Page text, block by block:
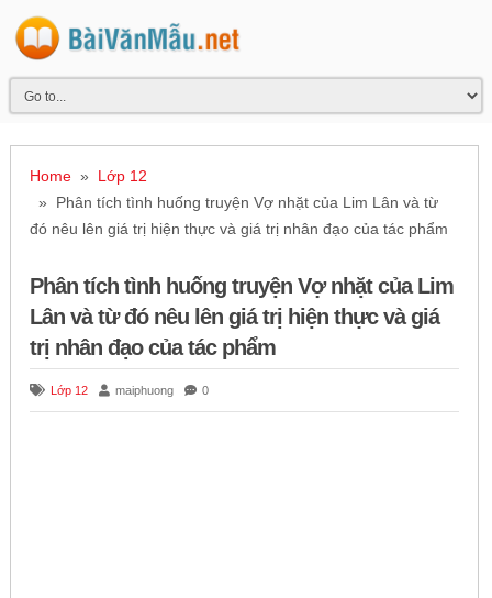
Home» Lớp 12
» Phân tích tình huống truyện Vợ nhặt của Lim Lân và từ
đó nêu lên giá trị hiện thực và giá trị nhân đạo của tác phẩm
Phân tích tình huống truyện Vợ nhặt của Lim
Lân và từ đó nêu lên giá trị hiện thực và giá
trị nhân đạo của tác phẩm
Lớp 12 maiphuong 0